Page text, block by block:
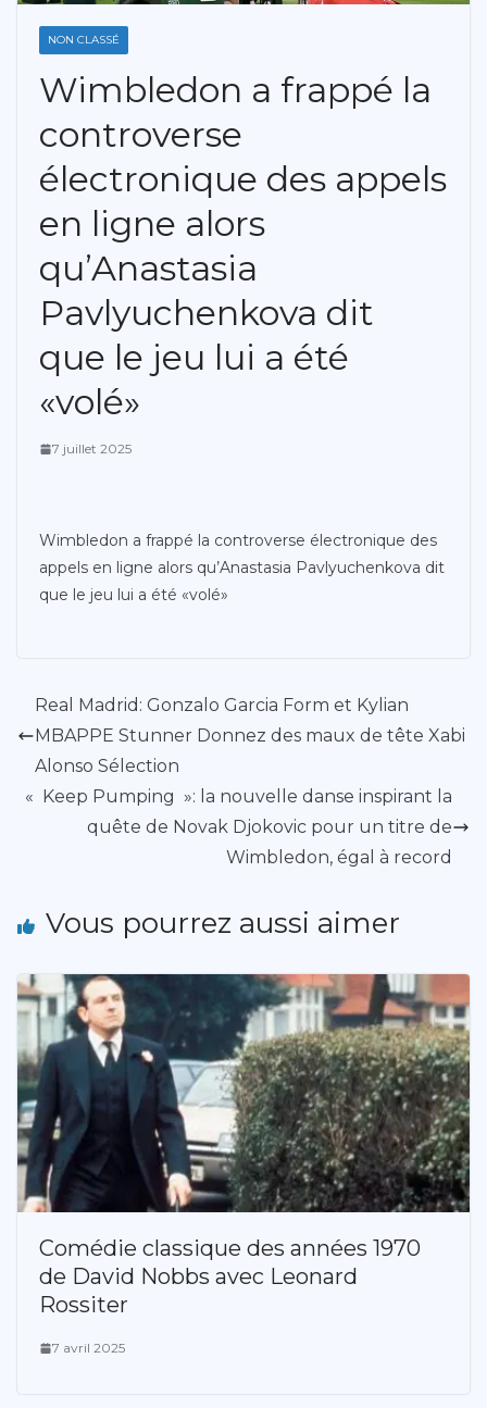
NON CLASSÉ
Wimbledon a frappé la
controverse
électronique des appels
en ligne alors
qu’Anastasia
Pavlyuchenkova dit
que le jeu lui a été
«volé»
7 juillet 2025
Wimbledon a frappé la controverse électronique des
appels en ligne alors qu’Anastasia Pavlyuchenkova dit
que le jeu lui a été «volé»
Real Madrid: Gonzalo Garcia Form et Kylian
MBAPPE Stunner Donnez des maux de tête Xabi
Alonso Sélection
« Keep Pumping »: la nouvelle danse inspirant la
quête de Novak Djokovic pour un titre de
Wimbledon, égal à record
Vous pourrez aussi aimer
Comédie classique des années 1970
de David Nobbs avec Leonard
Rossiter
7 avril 2025